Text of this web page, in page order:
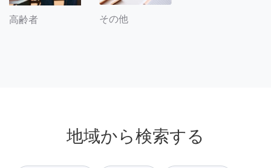
高齢者 その他
地域から検索する